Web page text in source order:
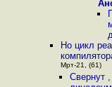
Но цикл
Мрт-21, (61)
Свернут